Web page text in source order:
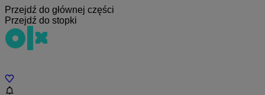
Przejdź do głównej części
Przejdź do stopki